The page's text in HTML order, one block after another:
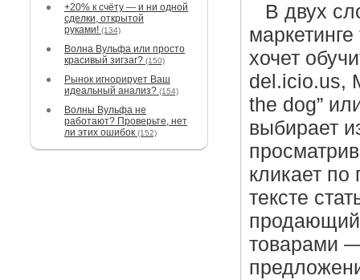
+20% к счёту — и ни одной
сделки, открытой
руками! (134)
Волна Вульфа или просто
красивый зигзаг? (150)
Рынок игнорирует Ваш
идеальный анализ? (154)
Волны Вульфа не
работают? Проверьте, нет
ли этих ошибок (152)
В двух
хочет
del.icio.us,
the dog”
выбирает
кликает по
тексте
продающий
товарами